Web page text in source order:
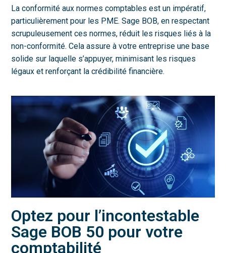
La conformité aux normes comptables est un impératif,
particulièrement pour les PME. Sage BOB, en respectant
scrupuleusement ces normes, réduit les risques liés à la
non-conformité. Cela assure à votre entreprise une base
solide sur laquelle s’appuyer, minimisant les risques
légaux et renforçant la crédibilité financière.
Optez pour l’incontestable
Sage BOB 50 pour votre
comptabilité